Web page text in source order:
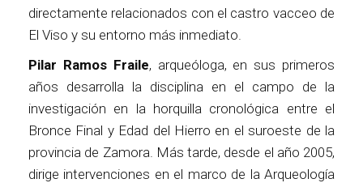
directamente relacionados con el castro vacceo de
El Viso y su entorno más inmediato.
Pilar Ramos Fraile, arqueóloga, en sus primeros
años desarrolla la disciplina en el campo de la
investigación en la horquilla cronológica entre el
Bronce Final y Edad del Hierro en el suroeste de la
provincia de Zamora. Más tarde, desde el año 2005,
dirige intervenciones en el marco de la Arqueología